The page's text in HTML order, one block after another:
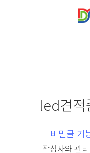
led견적
비밀글 기
작성자와 관